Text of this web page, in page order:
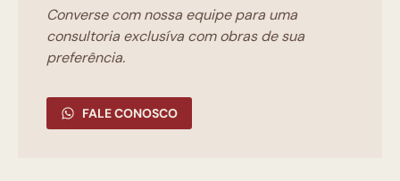
Converse com nossa equipe para uma
consultoria exclusíva com obras de sua
preferência.
FALE CONOSCO